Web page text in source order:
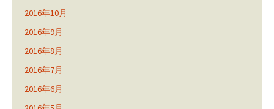
2016年10月
2016年9月
2016年8月
2016年7月
2016年6月